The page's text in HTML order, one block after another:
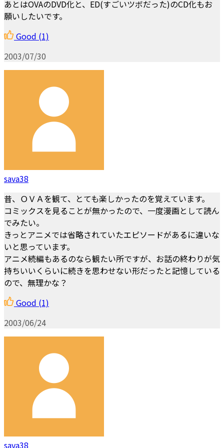
あとはOVAのDVD化と、ED(すごいツボだった)のCD化もお
願いしたいです。
Good (1)
2003/07/30
sava38
昔、ＯＶＡを観て、とても楽しかったのを覚えています。
コミックスを見ることが無かったので、一度漫画として読ん
でみたい。
きっとアニメでは省略されていたエピソードがあるに違いな
いと思っています。
アニメ続編もあるのなら観たい所ですが、お話の終わりが気
持ちいいくらいに続きを思わせない形だったと記憶している
ので、無理かな？
Good (1)
2003/06/24
sava38